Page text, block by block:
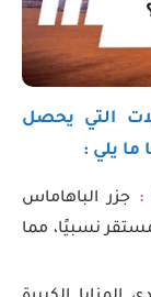
التي يحصل
ما يلي :
: جزر الباهاماس
نسبيًا، مما